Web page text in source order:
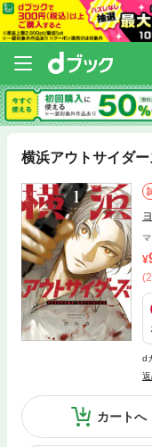
横浜アウトサイダ
d
カートへ